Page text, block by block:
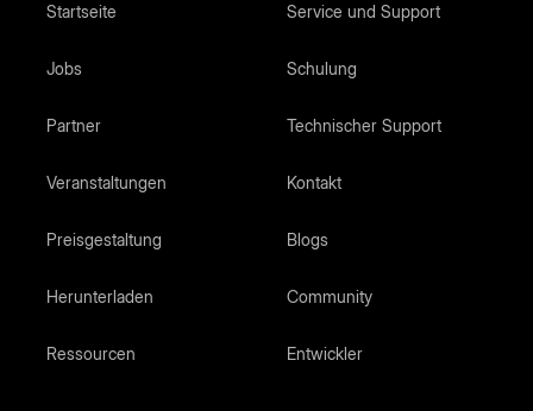
Startseite
Jobs
Partner
Veranstaltungen
Preisgestaltung
Herunterladen
Ressourcen
Service und Support
Schulung
Technischer Support
Kontakt
Blogs
Community
Entwickler